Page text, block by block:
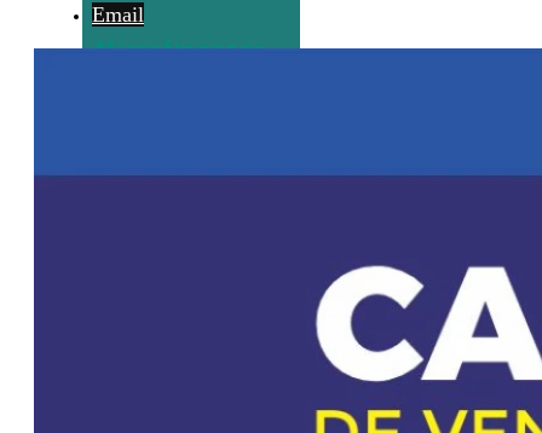
Microfinanzas
Email